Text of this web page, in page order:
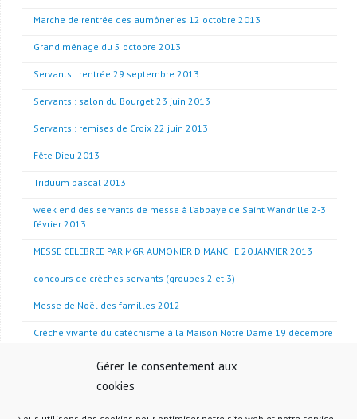
Gérer le consentement aux
cookies
Marche de rentrée des aumôneries 12 octobre 2013
Grand ménage du 5 octobre 2013
Servants : rentrée 29 septembre 2013
Servants : salon du Bourget 23 juin 2013
Servants : remises de Croix 22 juin 2013
Fête Dieu 2013
Triduum pascal 2013
week end des servants de messe à l’abbaye de Saint Wandrille 2-3
février 2013
MESSE CÉLÉBRÉE PAR MGR AUMONIER DIMANCHE 20 JANVIER 2013
concours de crèches servants (groupes 2 et 3)
Messe de Noël des familles 2012
Crèche vivante du catéchisme à la Maison Notre Dame 19 décembre
Messe du Fr. Olivier Marie Cassagnou 18 novembre 2012